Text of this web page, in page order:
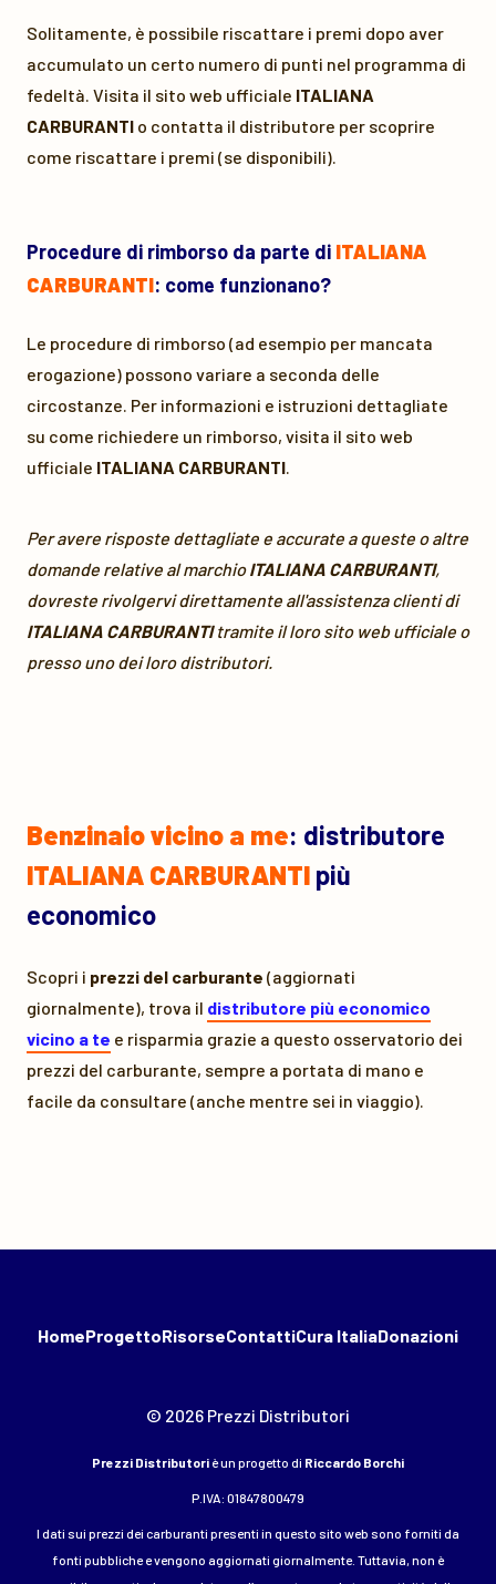
Solitamente, è possibile riscattare i premi dopo aver
accumulato un certo numero di punti nel programma di
fedeltà. Visita il sito web ufficiale ITALIANA
CARBURANTI o contatta il distributore per scoprire
come riscattare i premi (se disponibili).
Procedure di rimborso da parte di ITALIANA
CARBURANTI: come funzionano?
Le procedure di rimborso (ad esempio per mancata
erogazione) possono variare a seconda delle
circostanze. Per informazioni e istruzioni dettagliate
su come richiedere un rimborso, visita il sito web
ufficiale ITALIANA CARBURANTI.
Per avere risposte dettagliate e accurate a queste o altre
domande relative al marchioITALIANA CARBURANTI,
dovreste rivolgervi direttamente all'assistenza clienti di
ITALIANA CARBURANTItramite il loro sito web ufficiale o
presso uno dei loro distributori.
Benzinaio vicino a me: distributore
ITALIANA CARBURANTI più
economico
Scopri i prezzi del carburante (aggiornati
giornalmente), trova il distributore più economico
vicino a te e risparmia grazie a questo osservatorio dei
prezzi del carburante, sempre a portata di mano e
facile da consultare (anche mentre sei in viaggio).
HomeProgettoRisorseContattiCura ItaliaDonazioni
© 2026 Prezzi Distributori
Prezzi Distributori è un progetto di Riccardo Borchi
P.IVA: 01847800479
I dati sui prezzi dei carburanti presenti in questo sito web sono forniti da
fonti pubbliche e vengono aggiornati giornalmente. Tuttavia, non è